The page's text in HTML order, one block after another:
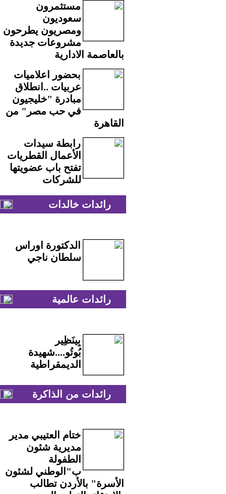
مستثمرون
سعوديون
ومصريون يطرحون
مشروعات جديدة
بالعاصمة الادارية
بحضور اعلاميات
عربيات ..انطلاق
مبادرة "خليجيون
في حب مصر" من
القاهرة
رابطة سيدات
الأعمال القطريات
تفتح باب عضويتها
للشركات
رائدات خالدات
الدكتورة اوراس
سلطان ناجي
رائدات عالمية
بِينَظِير
بُوتُو....شهيدة
الديمقراطية
رائدات من الذاكرة
ختام العتيبي مدير
مديرية شئون
الطفولة
ب"الوطني لشئون
الأسرة" بالأردن تطالب